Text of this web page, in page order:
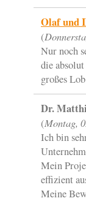
Olaf und
(
Nur noch
die
großes
Dr.
(Montag,
Ich bin
Mein
effizient
Meine